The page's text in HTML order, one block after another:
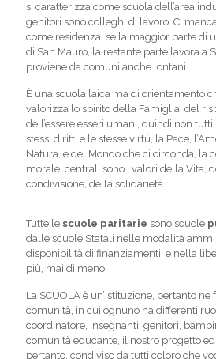
si caratterizza come scuola dell’area
genitori sono colleghi di lavoro. Ci
come residenza, se la maggior parte di
di San Mauro, la restante parte lavora a
proviene da comuni anche lontani.
È una scuola laica ma di orientamento
valorizza lo spirito della Famiglia, del
dell’essere esseri umani, quindi non
stessi diritti e le stesse virtù, la Pace,
Natura, e del Mondo che ci circonda, la
morale, centrali sono i valori della Vita,
condivisione, della solidarietà.
Tutte le scuole paritarie sono scuole
dalle scuole Statali nelle modalità
disponibilità di finanziamenti, e nella
più, mai di meno.
La SCUOLA è un’istituzione, pertanto
comunità, in cui ognuno ha differenti
coordinatore, insegnanti, genitori,
comunità educante, il nostro progetto
pertanto, condiviso da tutti coloro che